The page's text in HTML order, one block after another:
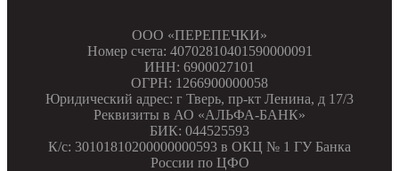
ООО «ПЕРЕПЕЧКИ»
Номер счета: 40702810401590000091
ИНН: 6900027101
ОГРН: 1266900000058
Юридический адрес: г Тверь, пр-кт Ленина, д 17/3
Реквизиты в АО «АЛЬФА-БАНК»
БИК: 044525593
К/с: 30101810200000000593 в ОКЦ № 1 ГУ Банка
России по ЦФО